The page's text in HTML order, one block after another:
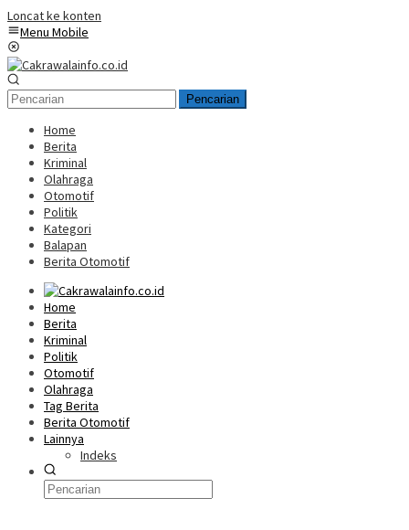
Loncat ke konten
Menu Mobile
Pencarian
Home
Berita
Kriminal
Olahraga
Otomotif
Politik
Kategori
Balapan
Berita Otomotif
Home
Berita
Kriminal
Politik
Otomotif
Olahraga
Tag Berita
Berita Otomotif
Lainnya
Indeks